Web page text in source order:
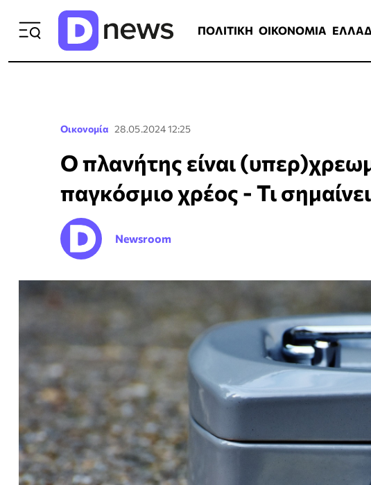
ΠΟΛΙΤΙΚΗ ΟΙΚΟΝΟΜΙΑ
Οικονομία 28.05.2024 12:25
Ο πλανήτης είναι
παγκόσμιο χρέος - Τι
Newsroom